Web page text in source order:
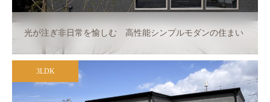
光が注ぎ非日常を愉しむ 高性能シンプルモダンの住まい
3LDK